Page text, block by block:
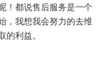
！都说售后服务是一个
，我想我会努力的去维
的利益。